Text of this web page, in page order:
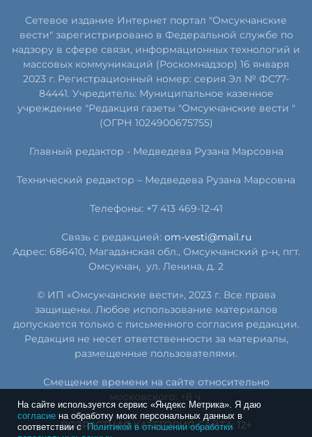
На сайте используется сервис «Яндекс Метрика». Я даю
согласие на обработку моих персональных данных в
соответствии сПолитикой в отношении обработки
Сетевое издание Интернет портал "Омсукчанские
вести" зарегистрировано в Федеральной службе по
надзору в сфере связи, информационных технологий и
массовых коммуникаций (Роскомнадзор) 16 января
2023 г. Регистрационный номер: серия Эл № ФС77-
84441. Учредитель: Муниципальное казенное
учреждение "Редакция газеты "Омсукчанские вести "
(ОГРН 1024900675755)
Главный редактор - Медведева Рузана Марсовна
Технический редактор – Медведева Рузана Марсовна
Телефоны: +7 413 469-12-41
Связь с редакцией: om-vesti@mail.ru
Адрес: 686410, Магаданская обл., Омсукчанский р-н, пгт.
Омсукчан, ул. Ленина, д. 2
© ИП «Омсукчанские вести», 2023 г. Все права
защищены. Любое использование материалов
допускается только с письменного согласия редакции.
Редакция не несет ответственности за материалы,
размещенные пользователями.
Смещение времени на сайте относительно
московского: +8 ч.
ВОЗРАСТНАЯ КАТЕГОРИЯ САЙТА: 12+